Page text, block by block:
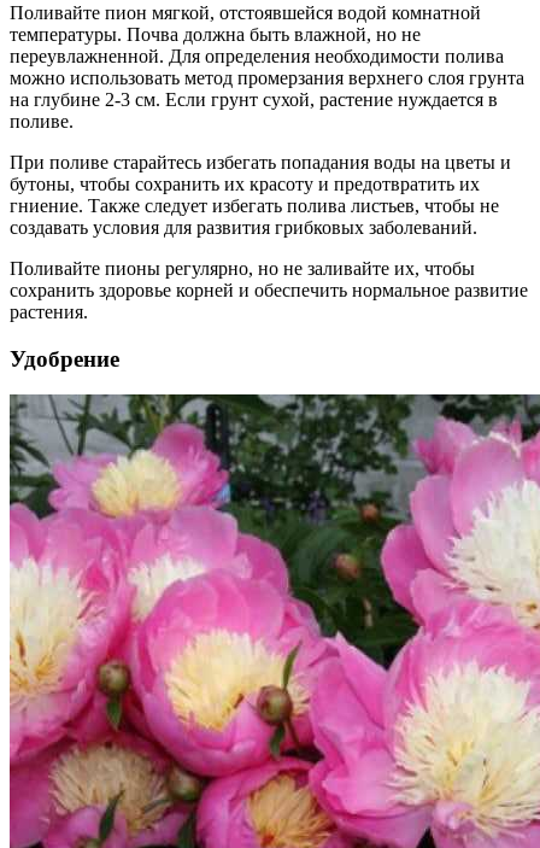
Поливайте пион мягкой, отстоявшейся водой комнатной
температуры. Почва должна быть влажной, но не
переувлажненной. Для определения необходимости полива
можно использовать метод промерзания верхнего слоя грунта
на глубине 2-3 см. Если грунт сухой, растение нуждается в
поливе.
При поливе старайтесь избегать попадания воды на цветы и
бутоны, чтобы сохранить их красоту и предотвратить их
гниение. Также следует избегать полива листьев, чтобы не
создавать условия для развития грибковых заболеваний.
Поливайте пионы регулярно, но не заливайте их, чтобы
сохранить здоровье корней и обеспечить нормальное развитие
растения.
Удобрение